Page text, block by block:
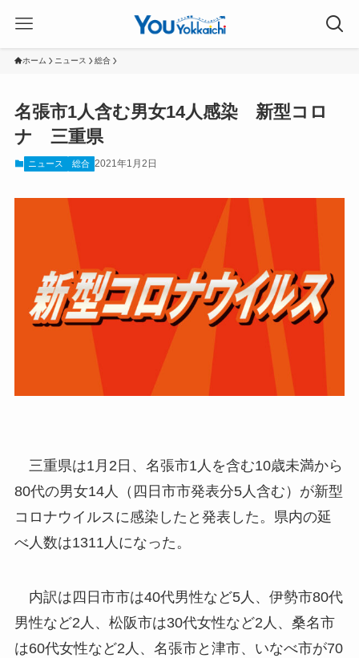
ホーム ニュース 総合
名張市1人含む男女14人感染 新型コロ
ナ 三重県
ニュース 総合 2021年1月2日
三重県は1月2日、名張市1人を含む10歳未満から
80代の男女14人（四日市市発表分5人含む）が新型
コロナウイルスに感染したと発表した。県内の延
べ人数は1311人になった。
内訳は四日市市は40代男性など5人、伊勢市80代
男性など2人、松阪市は30代女性など2人、桑名市
は60代女性など2人、名張市と津市、いなべ市が70